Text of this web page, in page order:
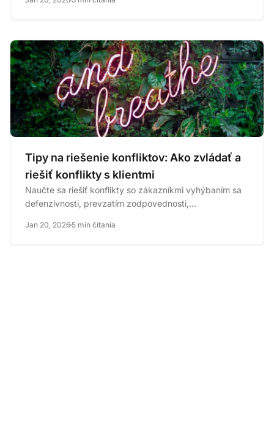
Tipy na riešenie konfliktov: Ako zvládať a
riešiť konflikty s klientmi
Naučte sa riešiť konflikty so zákazníkmi vyhýbaním sa
defenzívnosti, prevzatím zodpovednosti,
Jan 20, 2026 5 min čítania